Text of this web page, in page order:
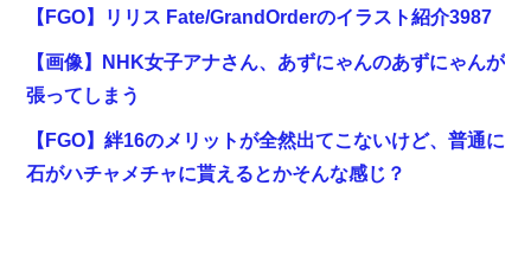
【FGO】リリス Fate/GrandOrderのイラスト紹介3987
【画像】NHK女子アナさん、あずにゃんのあずにゃんが
張ってしまう
【FGO】絆16のメリットが全然出てこないけど、普通に
石がハチャメチャに貰えるとかそんな感じ？